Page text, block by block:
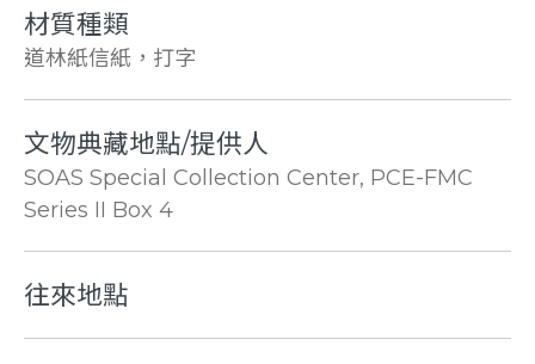
材質種類
道林紙信紙，打字
文物典藏地點/提供人
SOAS Special Collection Center, PCE-FMC
Series II Box 4
往來地點